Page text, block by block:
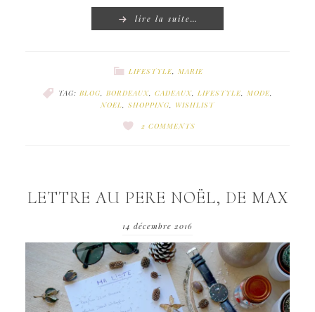
lire la suite…
LIFESTYLE, MARIE
TAG: BLOG, BORDEAUX, CADEAUX, LIFESTYLE, MODE,
NOEL, SHOPPING, WISHLIST
2 COMMENTS
LETTRE AU PERE NOËL, DE MAX
14 décembre 2016